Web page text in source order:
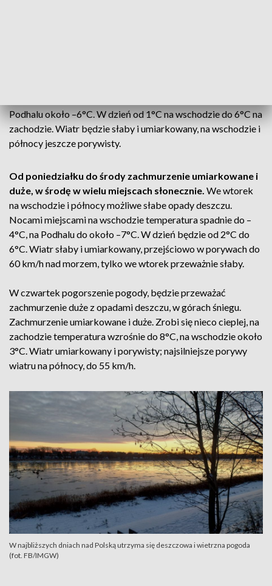
Podhalu około –6°C. W dzień od 1°C na wschodzie do 6°C na
zachodzie. Wiatr będzie słaby i umiarkowany, na wschodzie i
północy jeszcze porywisty.
Od poniedziałku do środy zachmurzenie umiarkowane i
duże, w środę w wielu miejscach słonecznie. We wtorek
na wschodzie i północy możliwe słabe opady deszczu.
Nocami miejscami na wschodzie temperatura spadnie do –
4°C, na Podhalu do około –7°C. W dzień będzie od 2°C do
6°C. Wiatr słaby i umiarkowany, przejściowo w porywach do
60 km/h nad morzem, tylko we wtorek przeważnie słaby.
W czwartek pogorszenie pogody, będzie przeważać
zachmurzenie duże z opadami deszczu, w górach śniegu.
Zachmurzenie umiarkowane i duże. Zrobi się nieco cieplej, na
zachodzie temperatura wzrośnie do 8°C, na wschodzie około
3°C. Wiatr umiarkowany i porywisty; najsilniejsze porywy
wiatru na północy, do 55 km/h.
W najbliższych dniach nad Polską utrzyma się deszczowa i wietrzna pogoda
(fot. FB/IMGW)